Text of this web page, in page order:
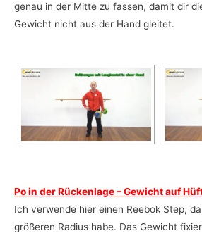
genau in der Mitte zu fassen, damit dir
Gewicht nicht aus der Hand gleitet.
Po in der Rückenlage – Gewicht auf
Ich verwende hier einen Reebok Step,
größeren Radius habe. Das Gewicht